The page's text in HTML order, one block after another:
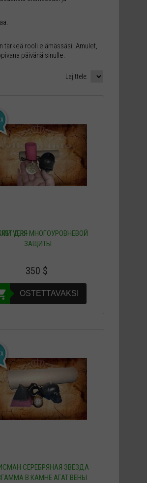
tärkeä rooli elämässäsi. Amulet,
päivänä sinulle.
Lajittele:
VERI-
ДЛЯ МНОГОУРОВНЕВОЙ
ЗАЩИТЫ
350 $
OSTETTAVAKSI
СЕРЕБРЯНАЯ ЗВЕЗДА
В КАМНЕ АГАТ ВЕНЫ